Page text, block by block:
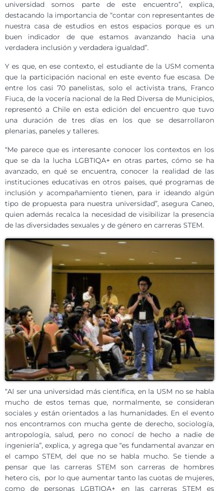
universidad somos parte de este encuentro”, explica,
destacando la importancia de “contar con representantes de
nuestra casa de estudios en estos espacios porque es un
buen indicador de que estamos avanzando hacia una
verdadera inclusión y verdadera igualdad”.
Y es que, en ese contexto, el estudiante de la USM comenta
que la participación nacional en este evento fue escasa. De
entre los casi 70 panelistas, solo el activista trans, Franco
Fiuca, de la vocería nacional de la Red Diversa de Municipios,
representó a Chile en esta edición del encuentro que tuvo
una duración de tres días en los que se desarrollaron
plenarias, paneles y talleres.
“Me parece que es interesante conocer los contextos en los
que se da la lucha LGBTIQA+ en otras partes, cómo se ha
avanzado, en qué se encuentra, conocer la realidad de las
instituciones educativas en otros países, qué programas de
inclusión y acompañamiento tienen, para ir ideando algún
tipo de propuesta para nuestra universidad”, asegura Caneo,
quien además recalca la necesidad de visibilizar la presencia
de las diversidades sexuales y de género en carreras STEM.
“Al ser una universidad más científica, en la USM no se habla
mucho de estos temas que, normalmente, se consideran
sociales y están orientados a las humanidades. En el evento
nos encontramos con mucha gente de derecho, sociología,
antropología, salud, pero no conocí de hecho a nadie de
ingeniería”, explica, y agrega que “es fundamental avanzar en
el campo STEM, del que no se habla mucho. Se tiende a
pensar que las carreras STEM son carreras de hombres
hetero cis, por lo que aumentar tanto las cuotas de mujeres,
como de personas LGBTIQA+ en las carreras STEM es